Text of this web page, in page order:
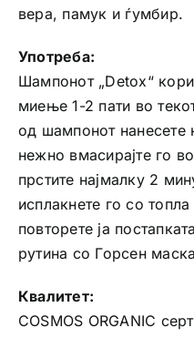
вера, памук и ѓумбир.
Употреба:
Шампонот „Detox“
миење 1-2 пати во
од шампонот нанесете
нежно вмасирајте го
прстите најмалку 2
исплакнете го со
повторете ја
рутина со Горсен
Квалитет:
COSMOS ORGANIC